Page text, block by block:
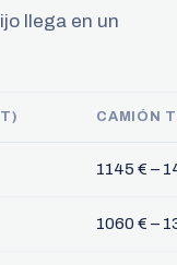
llega en un
CAMIÓN
1145 € –
1060 € –